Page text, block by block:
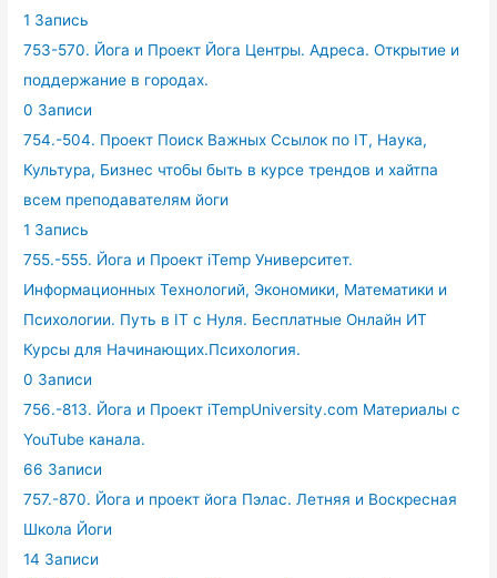
1 Запись
753-570. Йога и Проект Йога Центры. Адреса. Открытие и
поддержание в городах.
0 Записи
754.-504. Проект Поиск Важных Ссылок по IT, Наука,
Культура, Бизнес чтобы быть в курсе трендов и хайтпа
всем преподавателям йоги
1 Запись
755.-555. Йога и Проект iTemp Университет.
Информационных Технологий, Экономики, Математики и
Психологии. Путь в IT с Нуля. Бесплатные Онлайн ИТ
Курсы для Начинающих.Психология.
0 Записи
756.-813. Йога и Проект iTempUniversity.com Материалы с
YouTube канала.
66 Записи
757.-870. Йога и проект йога Пэлас. Летняя и Воскресная
Школа Йоги
14 Записи